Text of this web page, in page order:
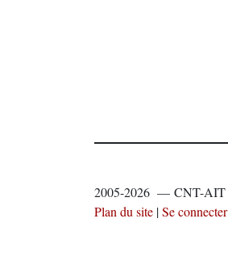
2005-2026 — CNT-AIT -
Plan du site |Se connecter